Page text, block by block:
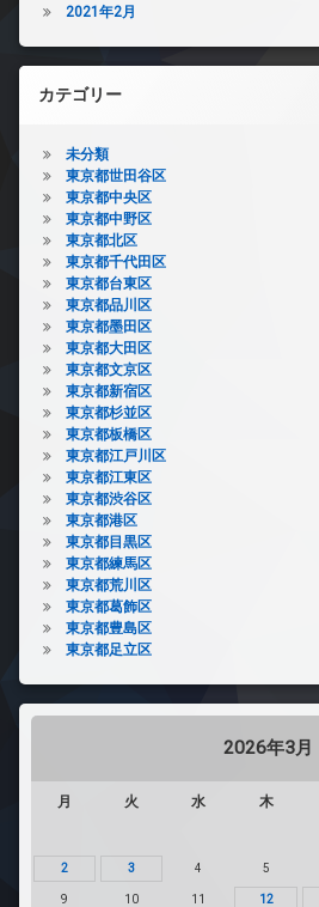
2021年2月
カテゴリー
未分類
東京都世田谷区
東京都中央区
東京都中野区
東京都北区
東京都千代田区
東京都台東区
東京都品川区
東京都墨田区
東京都大田区
東京都文京区
東京都新宿区
東京都杉並区
東京都板橋区
東京都江戸川区
東京都江東区
東京都渋谷区
東京都港区
東京都目黒区
東京都練馬区
東京都荒川区
東京都葛飾区
東京都豊島区
東京都足立区
2026年3月
月 火 水 木
2 3 4 5
9 10 11 12